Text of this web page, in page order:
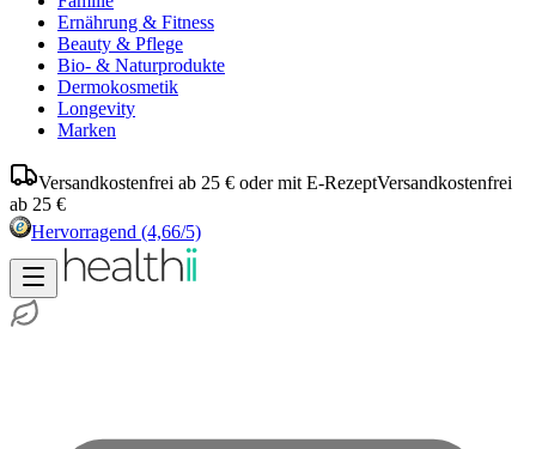
Ernährung & Fitness
Beauty & Pflege
Bio- & Naturprodukte
Dermokosmetik
Longevity
Marken
Versandkostenfrei ab 25 € oder mit E-RezeptVersandkostenfrei
ab 25 €
Hervorragend (4,66/5)